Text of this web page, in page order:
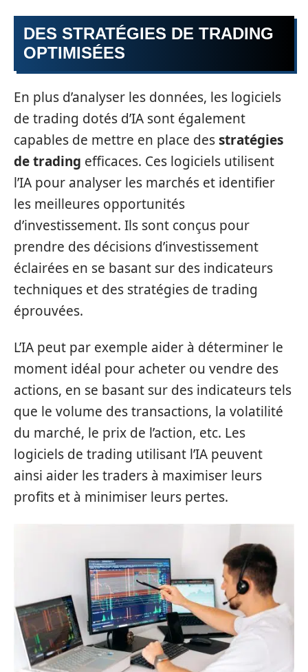
DES STRATÉGIES DE TRADING
OPTIMISÉES
En plus d’analyser les données, les logiciels
de trading dotés d’IA sont également
capables de mettre en place desstratégies
de trading efficaces. Ces logiciels utilisent
l’IA pour analyser les marchés et identifier
les meilleures opportunités
d’investissement. Ils sont conçus pour
prendre des décisions d’investissement
éclairées en se basant sur des indicateurs
techniques et des stratégies de trading
éprouvées.
L’IA peut par exemple aider à déterminer le
moment idéal pour acheter ou vendre des
actions, en se basant sur des indicateurs tels
que le volume des transactions, la volatilité
du marché, le prix de l’action, etc. Les
logiciels de trading utilisant l’IA peuvent
ainsi aider les traders à maximiser leurs
profits et à minimiser leurs pertes.